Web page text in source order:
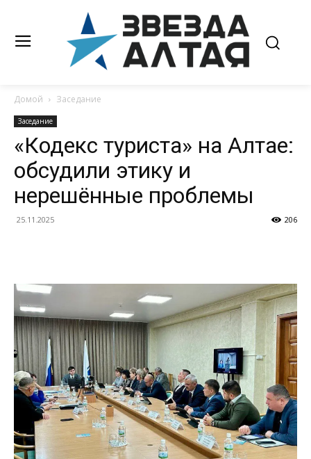
Домой Заседание
Заседание
«Кодекс туриста» на Алтае:
обсудили этику и
нерешённые проблемы
25.11.2025 206